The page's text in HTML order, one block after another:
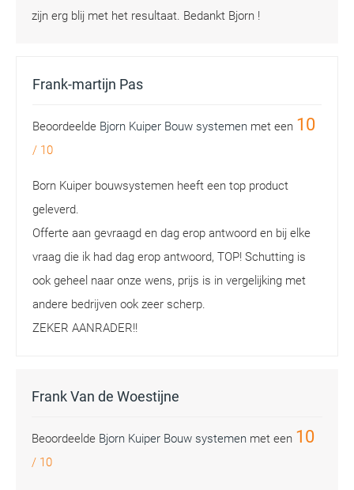
zijn erg blij met het resultaat. Bedankt Bjorn !
Frank-martijn Pas
Beoordeelde Bjorn Kuiper Bouw systemen met een 10
/ 10
Born Kuiper bouwsystemen heeft een top product
geleverd.
Offerte aan gevraagd en dag erop antwoord en bij elke
vraag die ik had dag erop antwoord, TOP! Schutting is
ook geheel naar onze wens, prijs is in vergelijking met
andere bedrijven ook zeer scherp.
ZEKER AANRADER!!
Frank Van de Woestijne
Beoordeelde Bjorn Kuiper Bouw systemen met een 10
/ 10